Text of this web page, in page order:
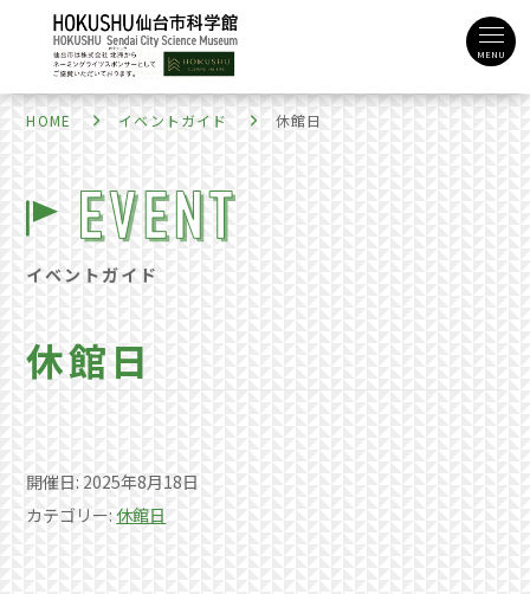
MENU
HOME イベントガイド 休館日
イベントガイド
休館日
開催日: 2025年8月18日
カテゴリー: 休館日